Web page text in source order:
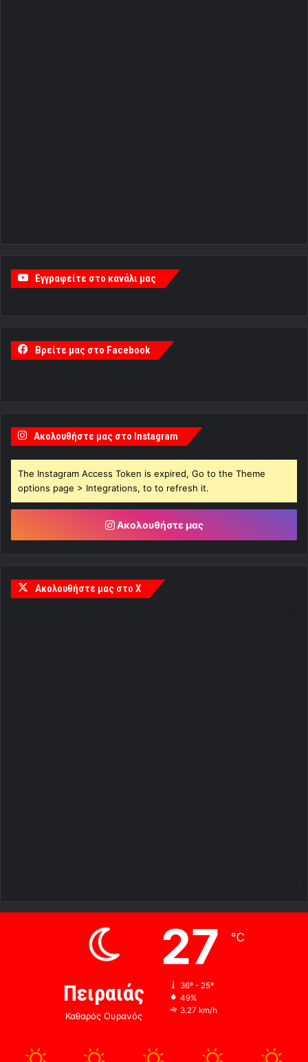
Εγγραφείτε στο κανάλι μας
Βρείτε μας στο Facebook
Ακολουθήστε μας στο Instagram
The Instagram Access Token is expired, Go to the Theme
options page > Integrations, to to refresh it.
Ακολουθήστε μας
Ακολουθήστε μας στο X
Πειραιάς
Καθαρός Ουρανός
27 ℃
36º - 25º
49%
3.27 km/h